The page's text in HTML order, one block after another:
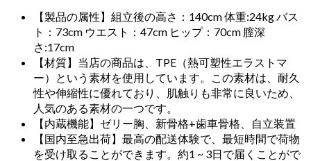
【製品の属性】組立後の高さ：140cm 体重:24kg バス
ト：73cm ウエスト：47cm ヒップ：70cm 膣深
さ:17cm
【材質】当店の商品は、TPE（熱可塑性エラストマ
ー）という素材を使用しています。この素材は、耐久
性や伸縮性に優れており、肌触りも非常に良いため、
人気のある素材の一つです。
【内蔵機能】ゼリー胸、新骨格+歯車骨格、自立装置
【国内至急出荷】最高の配送体験で、最短時間で荷物
を受け取ることができます。約1 ~ 3日で届くことがで